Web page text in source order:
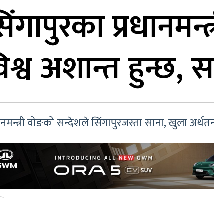
अशान्त हुन्छ,
वोङको सन्देशले सिंगापुरजस्ता साना, खुला